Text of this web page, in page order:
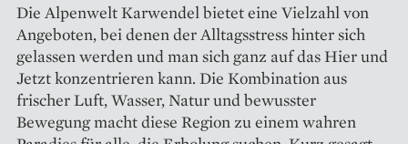
Die Alpenwelt Karwendel bietet eine Vielzahl von
Angeboten, bei denen der Alltagsstress hinter sich
gelassen werden und man sich ganz auf das Hier und
Jetzt konzentrieren kann. Die Kombination aus
frischer Luft, Wasser, Natur und bewusster
Bewegung macht diese Region zu einem wahren